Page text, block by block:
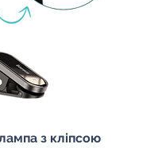
з кліпсою